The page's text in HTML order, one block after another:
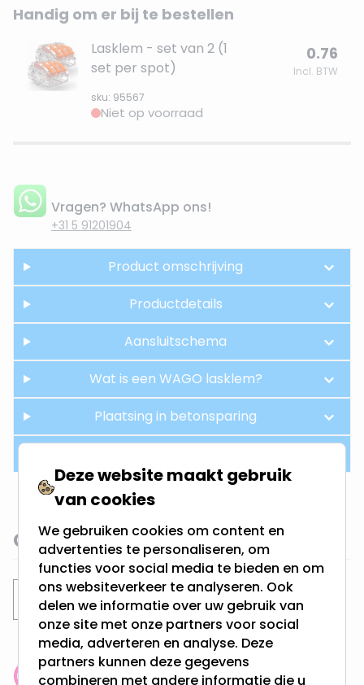
Handig om er bij te bestellen
Lasklem - set van 2 (1
set per spot)
sku: 95567
0.76
Incl. BTW
Niet op voorraad
Vragen? WhatsApp ons!
+31 5 91201904
Product omschrijving
Productdetails
Aansluitschema
Wat is een WAGO lasklem?
Plaatsing in betonsparing
Gerelateerde categorieën
Inbouwspots Philips Hue inbouwspots
Deze website maakt gebruik
van cookies
We gebruiken cookies om content en
advertenties te personaliseren, om
functies voor social media te bieden en om
ons websiteverkeer te analyseren. Ook
delen we informatie over uw gebruik van
onze site met onze partners voor social
media, adverteren en analyse. Deze
partners kunnen deze gegevens
combineren met andere informatie die u